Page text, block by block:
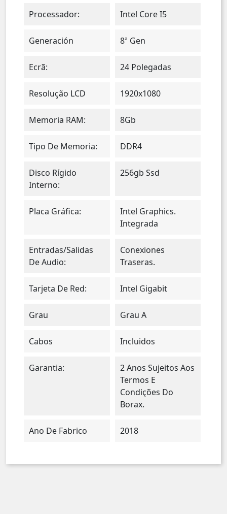
Processador:
Intel Core I5
Generación 8ª Gen
Ecrã: 24 Polegadas
Resolução LCD 1920x1080
Memoria RAM: 8Gb
Tipo De Memoria: DDR4
Disco Rígido
Interno:
256gb Ssd
Placa Gráfica:
Intel Graphics.
Integrada
Entradas/salidas
De Audio:
Conexiones
Traseras.
Tarjeta De Red: Intel Gigabit
Grau Grau A
Cabos Incluidos
Garantia:
2 Anos Sujeitos Aos
Termos E
Condições Do
Borax.
Ano De Fabrico 2018